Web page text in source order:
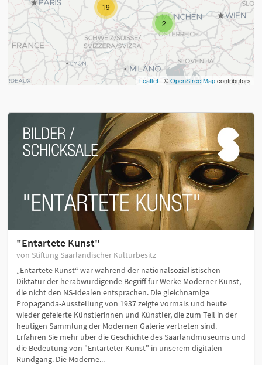
19
2
Leaflet | ©OpenStreetMapcontributors
"Entartete Kunst"
von Stiftung Saarländischer Kulturbesitz
„Entartete Kunst“ war während der nationalsozialistischen
Diktatur der herabwürdigende Begriff für Werke Moderner Kunst,
die nicht den NS-Idealen entsprachen. Die gleichnamige
Propaganda-Ausstellung von 1937 zeigte vormals und heute
wieder gefeierte Künstlerinnen und Künstler, die zum Teil in der
heutigen Sammlung der Modernen Galerie vertreten sind.
Erfahren Sie mehr über die Geschichte des Saarlandmuseums und
die Bedeutung von "Entarteter Kunst" in unserem digitalen
Rundgang. Die Moderne...